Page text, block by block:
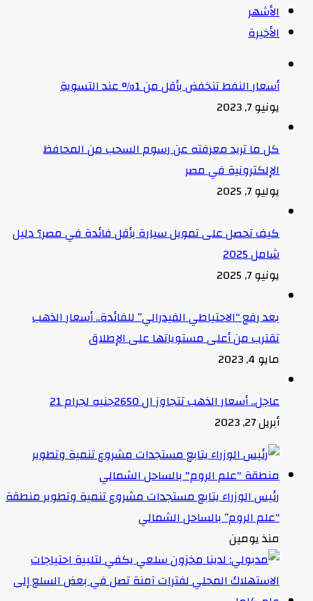
الأشهر
الأخيرة
أسعار النفط تنخفض بأقل من 1% عند التسوية
يونيو 7, 2023
كل ما تريد معرفته عن رسوم السحب من المحافظ
الإلكترونية في مصر
يوليو 7, 2025
كيف تحصل على تمويل سيارة بأقل فائدة في مصر؟ دليل
شامل 2025
يونيو 7, 2025
بعد رفع “الاحتياطي الفيدرالي” للفائدة.. أسعار الذهب
تقترب من أعلى مستوياتها على الإطلاق
مايو 4, 2023
عاجل.. أسعار الذهب تتجاوز ال 2650جنيه لجرام 21
أبريل 27, 2023
رئيس الوزراء يتابع مستجدات مشروع تنمية وتطوير منطقة
“علم الروم” بالساحل الشمالي
منذ يومين